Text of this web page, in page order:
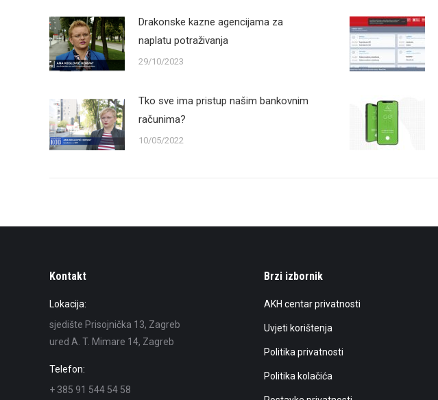
Drakonske kazne agencijama za
naplatu potraživanja
29/10/2023
Tko sve ima pristup našim bankovnim
računima?
10/05/2022
Kontakt
Lokacija:
sjedište Prisojnička 13, Zagreb
ured A. T. Mimare 14, Zagreb
Telefon:
+ 385 91 544 54 58
Brzi izbornik
AKH centar privatnosti
Uvjeti korištenja
Politika privatnosti
Politika kolačića